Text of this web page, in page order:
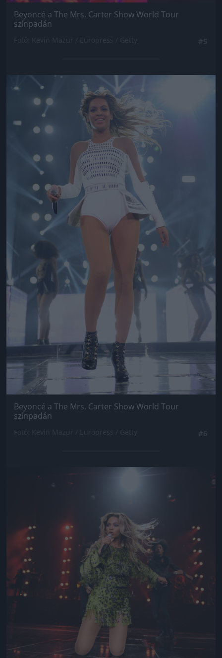
Beyoncé a The Mrs. Carter Show World Tour
színpadán
Jön még kép!
Beyoncé a The Mrs. Carter Show World Tour
színpadán